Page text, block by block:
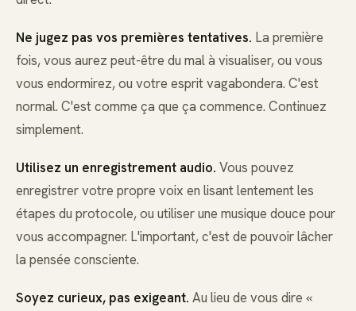
Ne jugez pas vos premières tentatives. La première
fois, vous aurez peut-être du mal à visualiser, ou vous
vous endormirez, ou votre esprit vagabondera. C'est
normal. C'est comme ça que ça commence. Continuez
simplement.
Utilisez un enregistrement audio. Vous pouvez
enregistrer votre propre voix en lisant lentement les
étapes du protocole, ou utiliser une musique douce pour
vous accompagner. L'important, c'est de pouvoir lâcher
la pensée consciente.
Soyez curieux, pas exigeant. Au lieu de vous dire «